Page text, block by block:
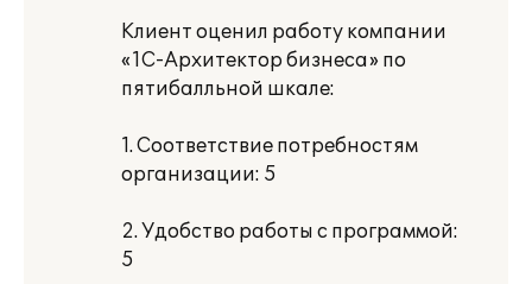
Клиент оценил работу компании
«1С-Архитектор бизнеса» по
пятибалльной шкале:
1. Соответствие потребностям
организации: 5
2. Удобство работы с программой:
5